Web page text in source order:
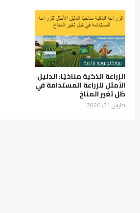
بيوتكنولوجيا زراعية
الزراعة الذكية مناخيًا: الدليل
الأمثل للزراعة المستدامة في
ظل تغير المناخ
مارس 31, 2026